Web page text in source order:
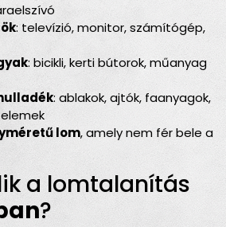
: televízió, monitor, számítógép,
: bicikli, kerti bútorok, műanyag
: ablakok, ajtók, faanyagok,
lom, amely nem fér bele a
a lomtalanítás
?